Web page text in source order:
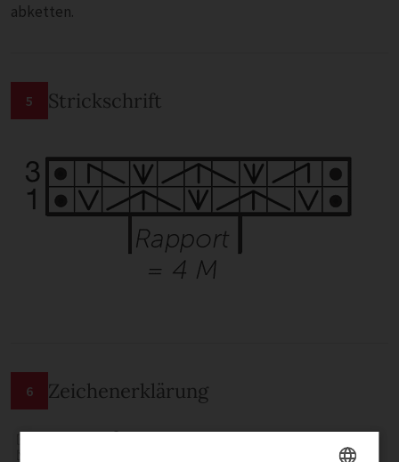
abketten.
5 Strickschrift
6 Zeichenerklärung